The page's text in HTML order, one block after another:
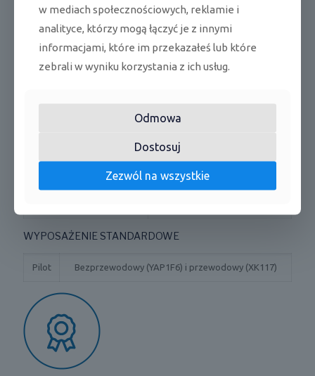
Pilot w standardzie
Przewodowy (XK117)
/bezprzewodowy (YAP1F6)
Możliwość podłączenia
pilota przewodowego
Modbus SMG-01 (Opcja)
Podgrzewanie sprężarki w
niskich temperaturach
Grzałka tacy ociekowej
WYPOSAŻENIE STANDARDOWE
Pilot Bezprzewodowy (YAP1F6) i przewodowy (XK117)
w mediach społecznościowych, reklamie i
analityce, którzy mogą łączyć je z innymi
informacjami, które im przekazałeś lub które
zebrali w wyniku korzystania z ich usług.
Odmowa
Dostosuj
Zezwól na wszystkie